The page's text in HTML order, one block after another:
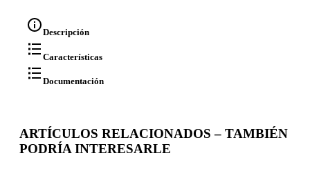
Descripción
Características
Documentación
ARTÍCULOS RELACIONADOS – TAMBIÉN
PODRÍA INTERESARLE